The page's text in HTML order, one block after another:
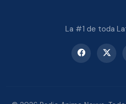
La #1 de toda